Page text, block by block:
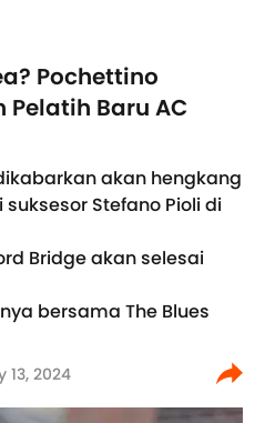
Pochettino
Baru AC
akan hengkang
Stefano Pioli di
Bridge akan selesai
bersama The Blues
13, 2024